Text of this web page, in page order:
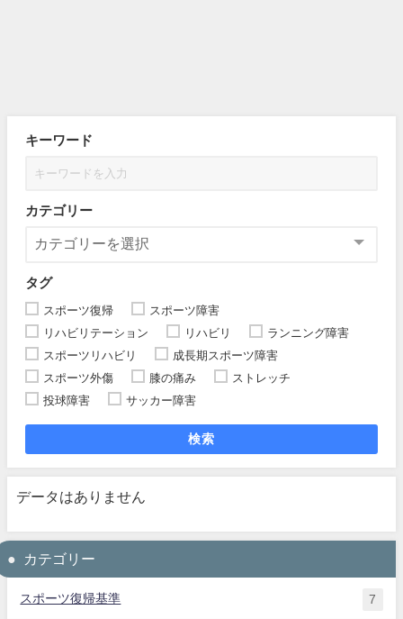
キーワード
カテゴリー
タグ
スポーツ復帰
スポーツ障害
リハビリテーション
リハビリ
ランニング障害
スポーツリハビリ
成長期スポーツ障害
スポーツ外傷
膝の痛み
ストレッチ
投球障害
サッカー障害
検索
データはありません
カテゴリー
スポーツ復帰基準 7